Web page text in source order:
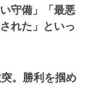
守備」「最悪
れた」といっ
。勝利を掴め